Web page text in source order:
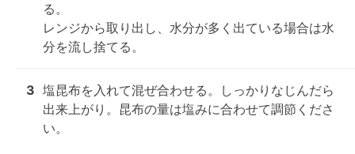
る。
レンジから取り出し、水分が多く出ている場合は水
分を流し捨てる。
3 塩昆布を入れて混ぜ合わせる。しっかりなじんだら
出来上がり。昆布の量は塩みに合わせて調節くださ
い。